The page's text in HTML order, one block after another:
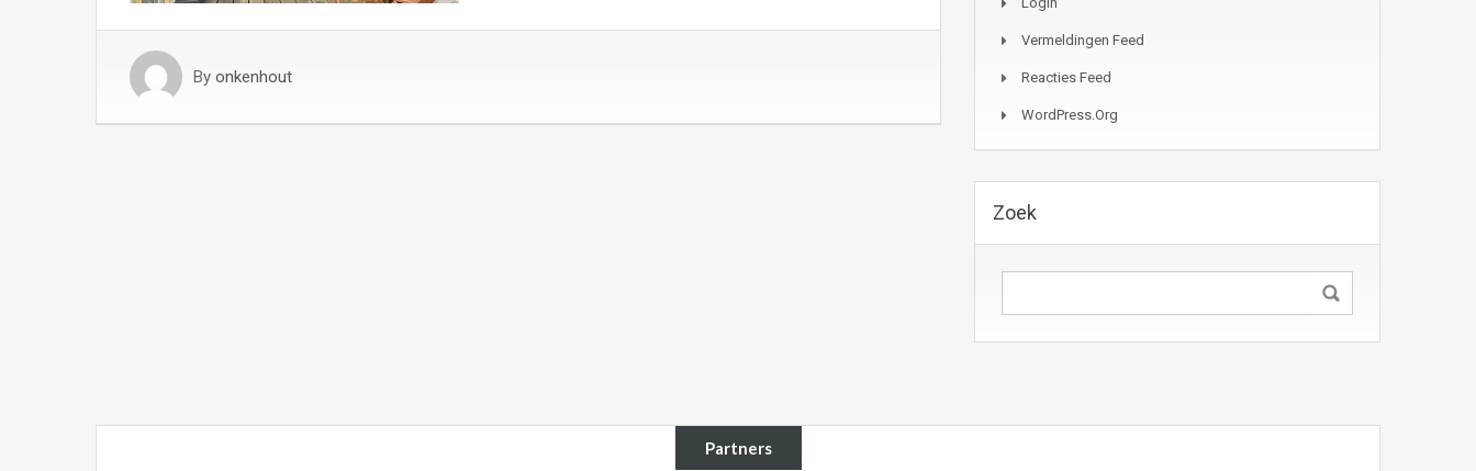
By onkenhout
Vermeldingen Feed
Reacties Feed
WordPress.org
Zoek
Partners